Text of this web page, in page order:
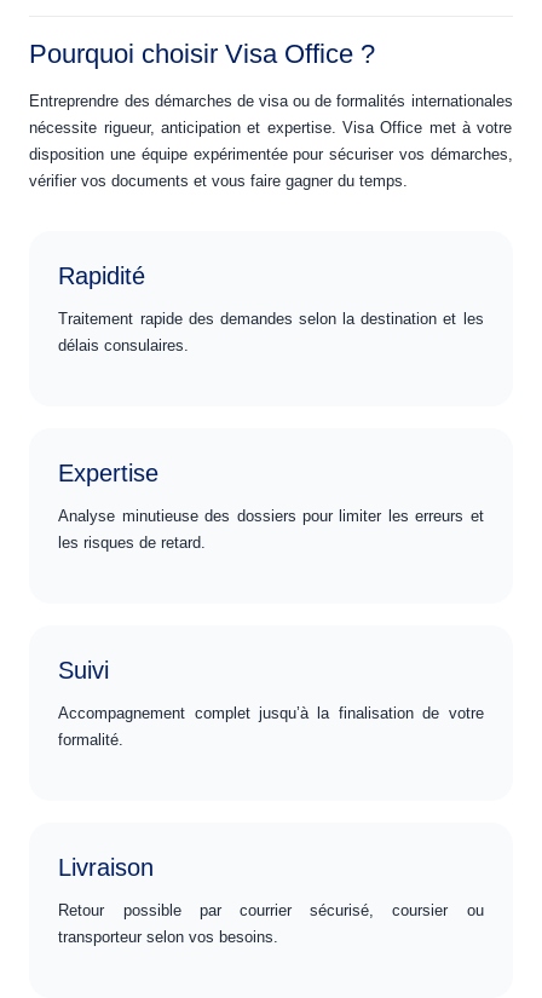
Pourquoi choisir Visa Office ?
Entreprendre des démarches de visa ou de formalités internationales
nécessite rigueur, anticipation et expertise. Visa Office met à votre
disposition une équipe expérimentée pour sécuriser vos démarches,
vérifier vos documents et vous faire gagner du temps.
Rapidité
Traitement rapide des demandes selon la destination et les
délais consulaires.
Expertise
Analyse minutieuse des dossiers pour limiter les erreurs et
les risques de retard.
Suivi
Accompagnement complet jusqu’à la finalisation de votre
formalité.
Livraison
Retour possible par courrier sécurisé, coursier ou
transporteur selon vos besoins.